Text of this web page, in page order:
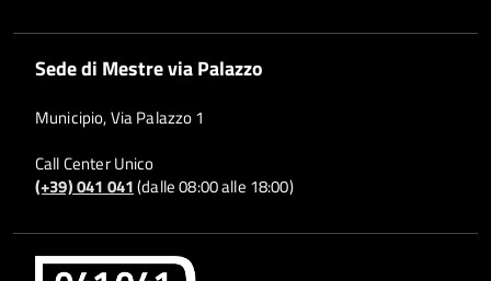
Sede di Mestre via Palazzo
Municipio, Via Palazzo 1
Call Center Unico
(+39) 041 041(dalle 08:00 alle 18:00)